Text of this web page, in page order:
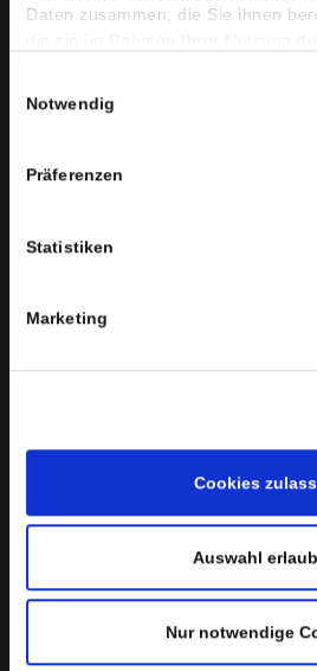
Daten zusammen, die Sie ihnen
Notwendig
Präferenzen
Statistiken
Marketing
Cookies
Auswahl
Nur notwendige